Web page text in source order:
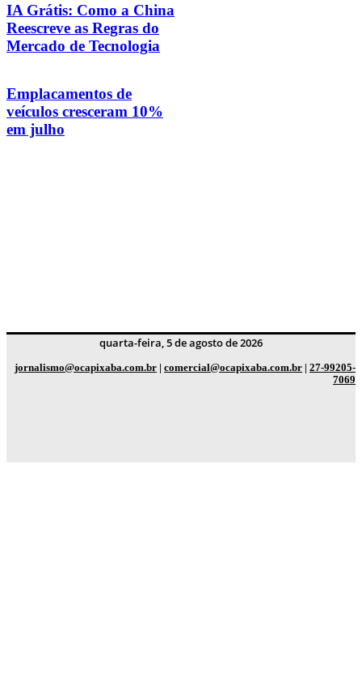
IA Grátis: Como a China
Reescreve as Regras do
Mercado de Tecnologia
Emplacamentos de
veículos cresceram 10%
em julho
quarta-feira, 5 de agosto de 2026
jornalismo@ocapixaba.com.br | comercial@ocapixaba.com.br | 27-99205-
7069